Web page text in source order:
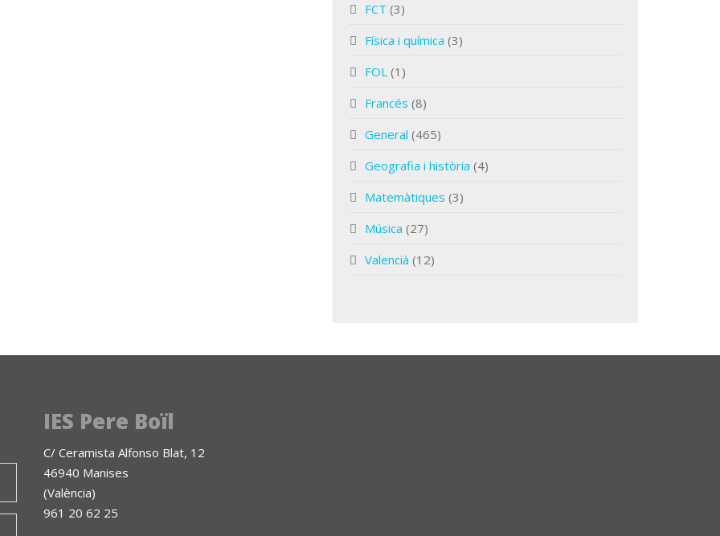
FCT (3)
Física i química (3)
FOL (1)
Francés (8)
General (465)
Geografia i història (4)
Matemàtiques (3)
Música (27)
Valencià (12)
IES Pere Boïl
C/ Ceramista Alfonso Blat, 12
46940 Manises
(València)
961 20 62 25